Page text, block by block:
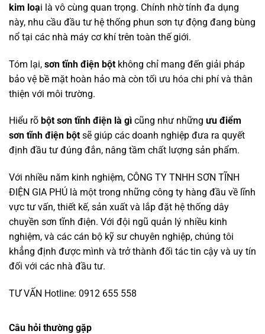
kim loại là vô cùng quan trọng. Chính nhờ tính đa dụng
này, nhu cầu đầu tư hệ thống phun sơn tự động đang bùng
nổ tại các nhà máy cơ khí trên toàn thế giới.
Tóm lại, sơn tĩnh điện bột không chỉ mang đến giải pháp
bảo vệ bề mặt hoàn hảo mà còn tối ưu hóa chi phí và thân
thiện với môi trường.
Hiểu rõ bột sơn tĩnh điện là gì cũng như những ưu điểm
sơn tĩnh điện bột sẽ giúp các doanh nghiệp đưa ra quyết
định đầu tư đúng đắn, nâng tầm chất lượng sản phẩm.
Với nhiều năm kinh nghiệm, CÔNG TY TNHH SƠN TĨNH
ĐIỆN GIA PHÚ là một trong những công ty hàng đầu về lĩnh
vực tư vấn, thiết kế, sản xuất và lắp đặt hệ thống dây
chuyền sơn tĩnh điện. Với đội ngũ quản lý nhiều kinh
nghiệm, và các cán bộ kỹ sư chuyên nghiệp, chúng tôi
khẳng định được mình và trở thành đối tác tin cậy và uy tín
đối với các nhà đầu tư.
TƯ VẤN Hotline: 0912 655 558
Câu hỏi thường gặp